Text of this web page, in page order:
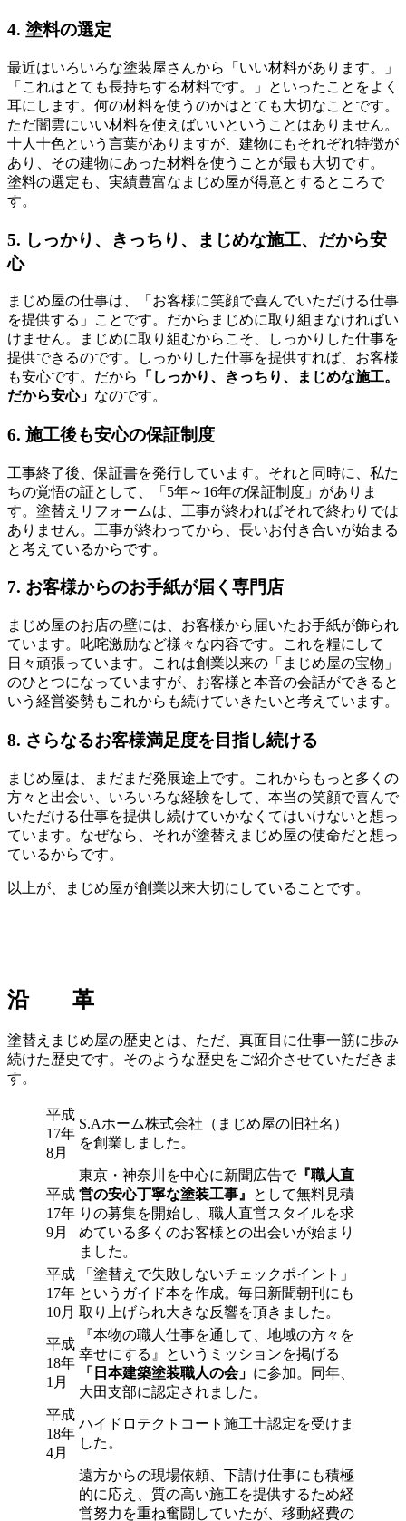
4. 塗料の選定
最近はいろいろな塗装屋さんから「いい材料があります。」
「これはとても長持ちする材料です。」といったことをよく
耳にします。何の材料を使うのかはとても大切なことです。
ただ闇雲にいい材料を使えばいいということはありません。
十人十色という言葉がありますが、建物にもそれぞれ特徴が
あり、その建物にあった材料を使うことが最も大切です。
塗料の選定も、実績豊富なまじめ屋が得意とするところで
す。
5. しっかり、きっちり、まじめな施工、だから安
心
まじめ屋の仕事は、「お客様に笑顔で喜んでいただける仕事
を提供する」ことです。だからまじめに取り組まなければい
けません。まじめに取り組むからこそ、しっかりした仕事を
提供できるのです。しっかりした仕事を提供すれば、お客様
も安心です。だから
「しっかり、きっちり、まじめな施工。
だから安心」 なのです。
6. 施工後も安心の保証制度
工事終了後、保証書を発行しています。それと同時に、私た
ちの覚悟の証として、「5年～16年の保証制度」がありま
す。塗替えリフォームは、工事が終わればそれで終わりでは
ありません。工事が終わってから、長いお付き合いが始まる
と考えているからです。
7. お客様からのお手紙が届く専門店
まじめ屋のお店の壁には、お客様から届いたお手紙が飾られ
ています。叱咤激励など様々な内容です。これを糧にして
日々頑張っています。これは創業以来の「まじめ屋の宝物」
のひとつになっていますが、お客様と本音の会話ができると
いう経営姿勢もこれからも続けていきたいと考えています。
8. さらなるお客様満足度を目指し続ける
まじめ屋は、まだまだ発展途上です。これからもっと多くの
方々と出会い、いろいろな経験をして、本当の笑顔で喜んで
いただける仕事を提供し続けていかなくてはいけないと想っ
ています。なぜなら、それが塗替えまじめ屋の使命だと想っ
ているからです。
以上が、まじめ屋が創業以来大切にしていることです。
沿 革
塗替えまじめ屋の歴史とは、ただ、真面目に仕事一筋に歩み
続けた歴史です。そのような歴史をご紹介させていただきま
す。
平成
17年
8月
S.Aホーム株式会社（まじめ屋の旧社名）
を創業しました。
平成
17年
9月
東京・神奈川を中心に新聞広告で『職人直
営の安心丁寧な塗装工事』
として無料見積
りの募集を開始し、職人直営スタイルを求
めている多くのお客様との出会いが始まり
ました。
平成
17年
10月
「塗替えで失敗しないチェックポイント」
というガイド本を作成。毎日新聞朝刊にも
取り上げられ大きな反響を頂きました。
平成
18年
1月
『本物の職人仕事を通して、地域の方々を
幸せにする』というミッションを掲げる
「日本建築塗装職人の会」 に参加。同年、
大田支部に認定されました。
平成
18年
4月
ハイドロテクトコート施工士認定を受けま
した。
遠方からの現場依頼、下請け仕事にも積極
的に応え、質の高い施工を提供するため経
営努力を重ね奮闘していたが、移動経費の